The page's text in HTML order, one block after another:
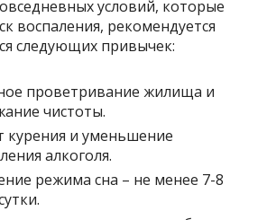
условий, которые
воспаления, рекомендуется
следующих привычек:
проветривание жилища и
чистоты.
курения и уменьшение
алкоголя.
режима сна – не менее 7-8